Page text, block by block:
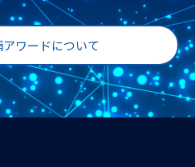
ワードについて